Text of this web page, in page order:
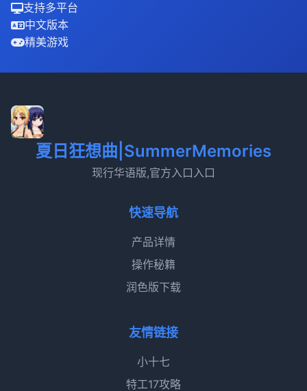
支持多平台
中文版本
精美游戏
夏日狂想曲|SummerMemories
现行华语版,官方入口入口
快速导航
产品详情
操作秘籍
润色版下载
友情链接
小十七
特工17攻略